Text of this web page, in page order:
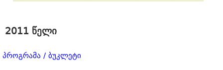
2011 წელი
პროგრამა / ბუკლეტი